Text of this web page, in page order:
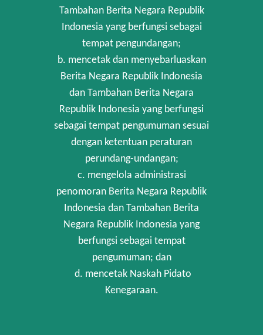
Tambahan Berita Negara Republik
Indonesia yang berfungsi sebagai
tempat pengundangan;
b. mencetak dan menyebarluaskan
Berita Negara Republik Indonesia
dan Tambahan Berita Negara
Republik Indonesia yang berfungsi
sebagai tempat pengumuman sesuai
dengan ketentuan peraturan
perundang-undangan;
c. mengelola administrasi
penomoran Berita Negara Republik
Indonesia dan Tambahan Berita
Negara Republik Indonesia yang
berfungsi sebagai tempat
pengumuman; dan
d. mencetak Naskah Pidato
Kenegaraan.